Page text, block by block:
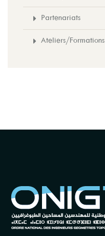
Partenariats
Ateliers/Formations